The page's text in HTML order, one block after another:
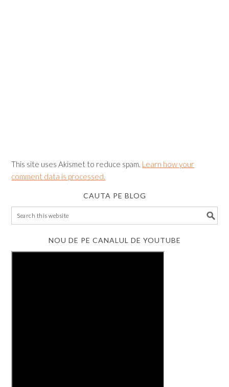
This site uses Akismet to reduce spam. Learn how your
comment data is processed.
CAUTA PE BLOG
NOU DE PE CANALUL DE YOUTUBE